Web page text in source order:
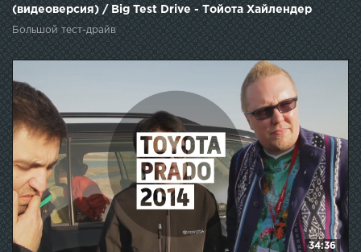
(видеоверсия) / Big Test Drive - Тойота Хайлендер
Большой тест-драйв
34:36